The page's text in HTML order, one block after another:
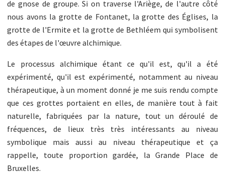
de gnose de groupe. Si on traverse l'Ariège, de l'autre côté
nous avons la grotte de Fontanet, la grotte des Églises, la
grotte de l'Ermite et la grotte de Bethléem qui symbolisent
des étapes de l'œuvre alchimique.
Le processus alchimique étant ce qu'il est, qu'il a été
expérimenté, qu'il est expérimenté, notamment au niveau
thérapeutique, à un moment donné je me suis rendu compte
que ces grottes portaient en elles, de manière tout à fait
naturelle, fabriquées par la nature, tout un déroulé de
fréquences, de lieux très très intéressants au niveau
symbolique mais aussi au niveau thérapeutique et ça
rappelle, toute proportion gardée, la Grande Place de
Bruxelles.